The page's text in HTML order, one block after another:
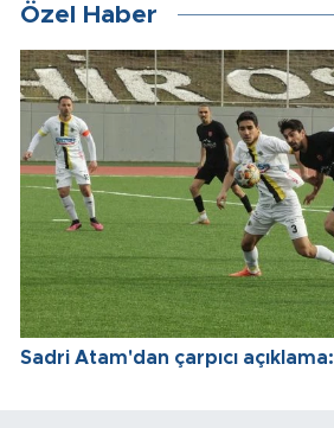
Özel Haber
Sadri Atam'dan çarpıcı açıklama: